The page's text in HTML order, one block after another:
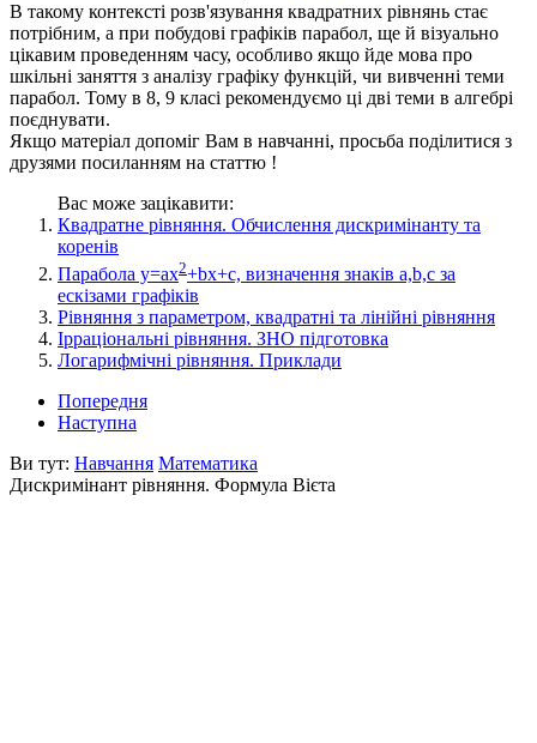
В такому контексті розв'язування квадратних рівнянь стає
потрібним, а при побудові графіків парабол, ще й візуально
цікавим проведенням часу, особливо якщо йде мова про
шкільні заняття з аналізу графіку функцій, чи вивченні теми
парабол. Тому в 8, 9 класі рекомендуємо ці дві теми в алгебрі
поєднувати.
Якщо матеріал допоміг Вам в навчанні, просьба поділитися з
друзями посиланням на статтю !
Вас може зацікавити:
Квадратне рівняння. Обчислення дискримінанту та
коренів
Парабола y=ax2+bx+c, визначення знаків a,b,c за
ескізами графіків
Рівняння з параметром, квадратні та лінійні рівняння
Ірраціональні рівняння. ЗНО підготовка
Логарифмічні рівняння. Приклади
Попередня
Наступна
Ви тут: Навчання Математика
Дискримінант рівняння. Формула Вієта